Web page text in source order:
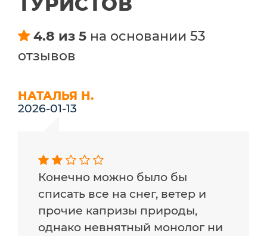
4.8 из 5 на основании 53
отзывов
НАТАЛЬЯ Н.
2026-01-13
Конечно можно было бы
списать все на снег, ветер и
прочие капризы природы,
однако невнятный монолог ни